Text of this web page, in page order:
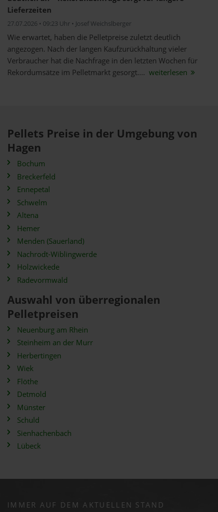
Lieferzeiten
27.07.2026 • 09:23 Uhr • Josef Weichslberger
Wie erwartet, haben die Pelletpreise zuletzt deutlich
angezogen. Nach der langen Kaufzurückhaltung vieler
Verbraucher hat die Nachfrage in den letzten Wochen für
Rekordumsätze im Pelletmarkt gesorgt.... weiterlesen
Pellets Preise in der Umgebung von
Hagen
Bochum
Breckerfeld
Ennepetal
Schwelm
Altena
Hemer
Menden (Sauerland)
Nachrodt-Wiblingwerde
Holzwickede
Radevormwald
Auswahl von überregionalen
Pelletpreisen
Neuenburg am Rhein
Steinheim an der Murr
Herbertingen
Wiek
Flöthe
Detmold
Münster
Schuld
Sienhachenbach
Lübeck
IMMER AUF DEM AKTUELLEN STAND